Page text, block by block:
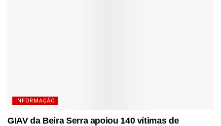
INFORMAÇÃO
GIAV da Beira Serra apoiou 140 vítimas de